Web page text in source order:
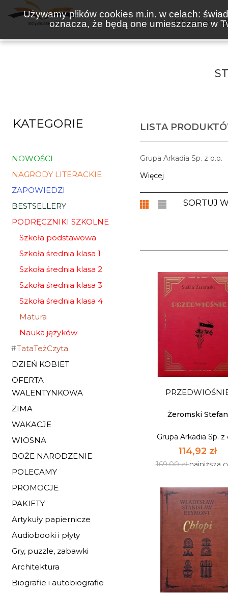
Używamy plików cookies m.in. w celach:
oznacza, że będą one umieszczane w
KSIĄŻKI
KATEGORIE
NOWOŚCI
NAGRODY LITERACKIE
ZAPOWIEDZI
BESTSELLERY
PODRĘCZNIKI SZKOLNE
Szkoła podstawowa
Szkoła średnia klasa 1
Szkoła średnia klasa 2
Szkoła średnia klasa 3
Szkoła średnia klasa 4
Matura
Nauka języków
TataTeżCzyta
DZIEŃ KOBIET
OFERTA
WALENTYNKOWA
ZIMA
WAKACJE
WIOSNA
BOŻE NARODZENIE
POLECAMY
PROMOCJE
PAKIETY
Artykuły papiernicze
Audiobooki i płyty
Gry, puzzle, zabawki
Architektura
Biografie i autobiografie
LISTA
Grupa Arkadia Sp. z o.o.
Więcej
SORTUJ
Żeromski Stefan
Grupa Arkadia Sp. z
114,92 zł
169,00 złnajniższa